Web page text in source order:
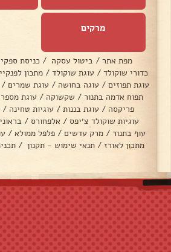
מרקים
מפת אתר / ביטול עסקה / כניסת
כדורי שוקולד / עוגת שוקולד / מתכון
עוגת תפוזים / עוגה בחושה / עוגת שמרים /
תפוח אדמה בתנור / שקשוקה / עוגת
פריקסה / עוגת בננות / עוגיות טחינה /
עוגיות שוקולד צ׳יפס / אלפחורס /
עוף בתנור / מרק עדשים / פלפל ממולא /
מתכון לאורז / תנאי שימוש - תקנון /